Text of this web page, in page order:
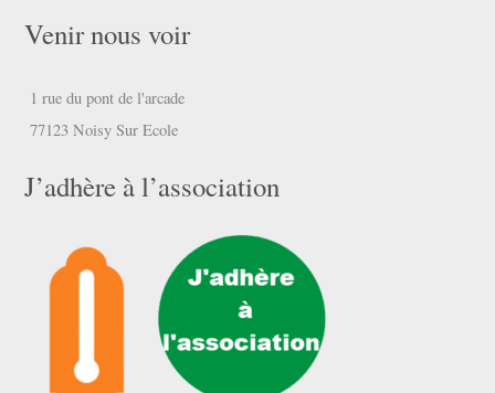
Venir nous voir
1 rue du pont de l'arcade
77123 Noisy Sur Ecole
J’adhère à l’association